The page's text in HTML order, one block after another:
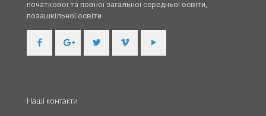
початкової та повної загальної середньої освіти,
позашкільної освіти
Наші контакти